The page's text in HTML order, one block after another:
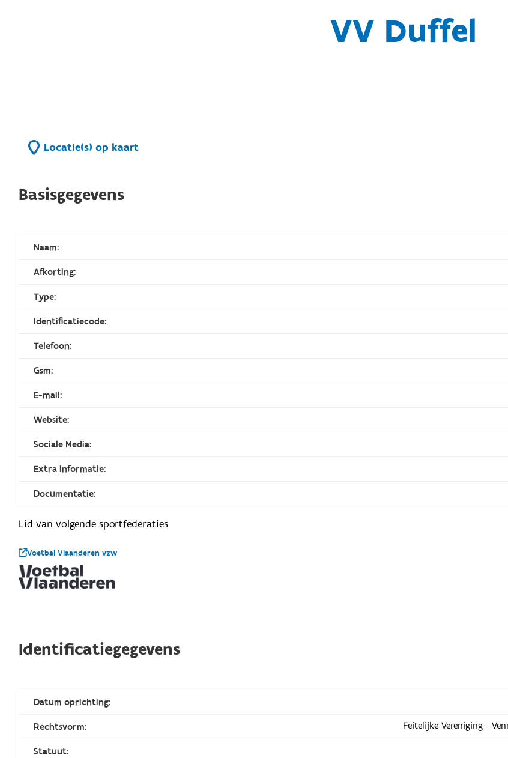
VV Duffel
Locatie(s) op kaart
Basisgegevens
Naam:
Afkorting:
Type:
Identificatiecode:
Telefoon:
Gsm:
E-mail:
Website:
Sociale Media:
Extra informatie:
Documentatie:
Lid van volgende sportfederaties
Voetbal Vlaanderen vzw
Identificatiegegevens
Datum oprichting:
Rechtsvorm: Feitelijke Vereniging -
Statuut: